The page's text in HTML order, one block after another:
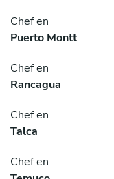
Chef en
Puerto Montt
Chef en
Rancagua
Chef en
Talca
Chef en